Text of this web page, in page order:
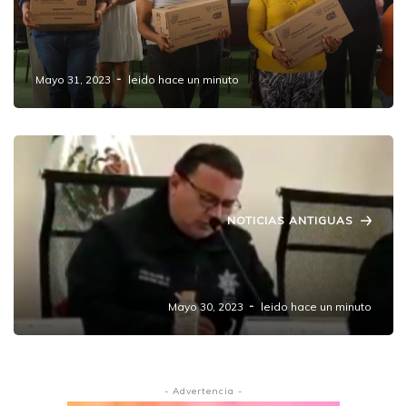
Dignificarán escuelas de 5 municipios, entre
ellos Amozoc.
Mayo 31, 2023 leido hace un minuto
NOTICIAS ANTIGUAS
Circula en Amozoc, patrulla de la Guardia
Nacional espuria operada por delincuentes
Mayo 30, 2023 leido hace un minuto
- Advertencia -